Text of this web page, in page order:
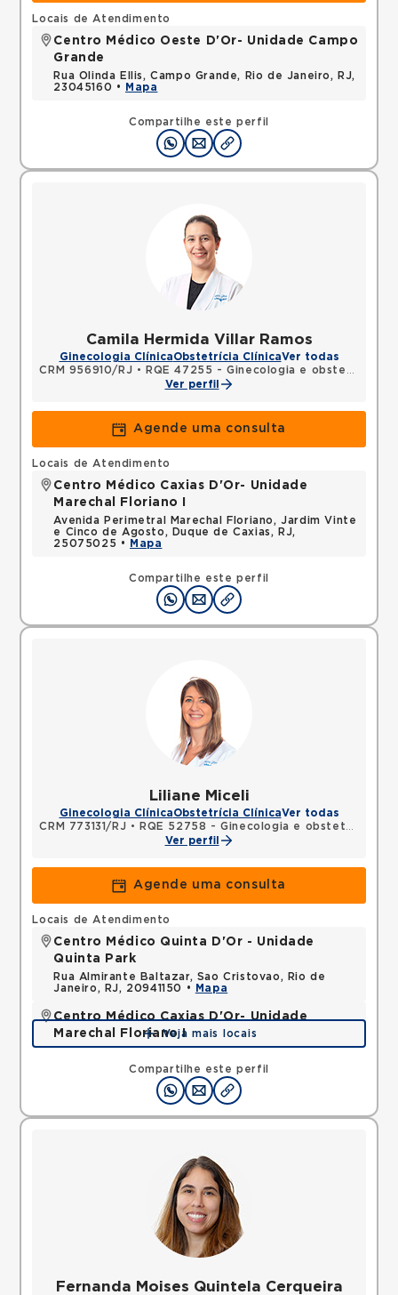
Compartilhe este perfil
Locais de Atendimento
Centro Médico Oeste D'Or- Unidade Campo
Grande
Rua Olinda Ellis, Campo Grande, Rio de Janeiro, RJ,
23045160 •
Mapa
Camila Hermida Villar Ramos
Ginecologia ClínicaObstetrícia ClínicaVer todas
CRM 956910/RJ •
RQE 47255 - Ginecologia e obstetrícia
Ver perfil
Agende uma consulta
Compartilhe este perfil
Locais de Atendimento
Centro Médico Caxias D'Or- Unidade
Marechal Floriano I
Avenida Perimetral Marechal Floriano, Jardim Vinte
e Cinco de Agosto, Duque de Caxias, RJ,
25075025 •
Mapa
Liliane Miceli
Ginecologia ClínicaObstetrícia ClínicaVer todas
CRM 773131/RJ •
RQE 52758 - Ginecologia e obstetrícia
Ver perfil
Agende uma consulta
Compartilhe este perfil
Locais de Atendimento
Centro Médico Quinta D'Or - Unidade
Quinta Park
Rua Almirante Baltazar, Sao Cristovao, Rio de
Janeiro, RJ, 20941150 •
Mapa
Centro Médico Caxias D'Or- Unidade
Marechal Floriano I
Avenida Perimetral Marechal Floriano, Jardim Vinte
e Cinco de Agosto, Duque de Caxias, RJ,
25075025 •Mapa
Veja mais locais
Fernanda Moises Quintela Cerqueira